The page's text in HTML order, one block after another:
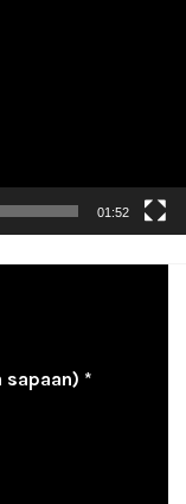
01:52
sapaan) *